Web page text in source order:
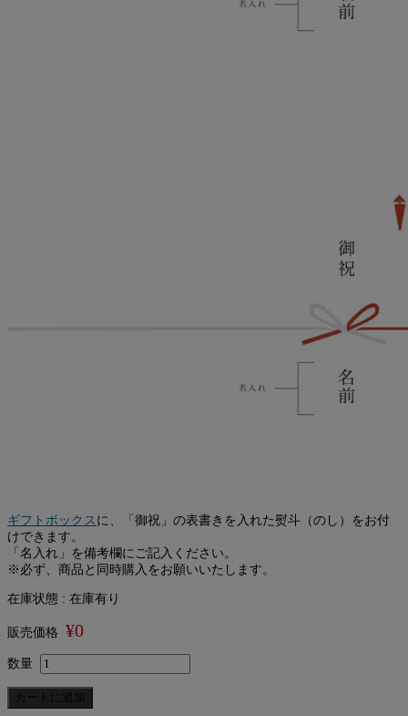
ギフトボックス に、「御祝」の表書きを入れた熨斗（のし）をお付
けできます。
「名入れ」を備考欄にご記入ください。
※必ず、商品と同時購入をお願いいたします。
在庫状態 : 在庫有り
販売価格 ¥0
数量